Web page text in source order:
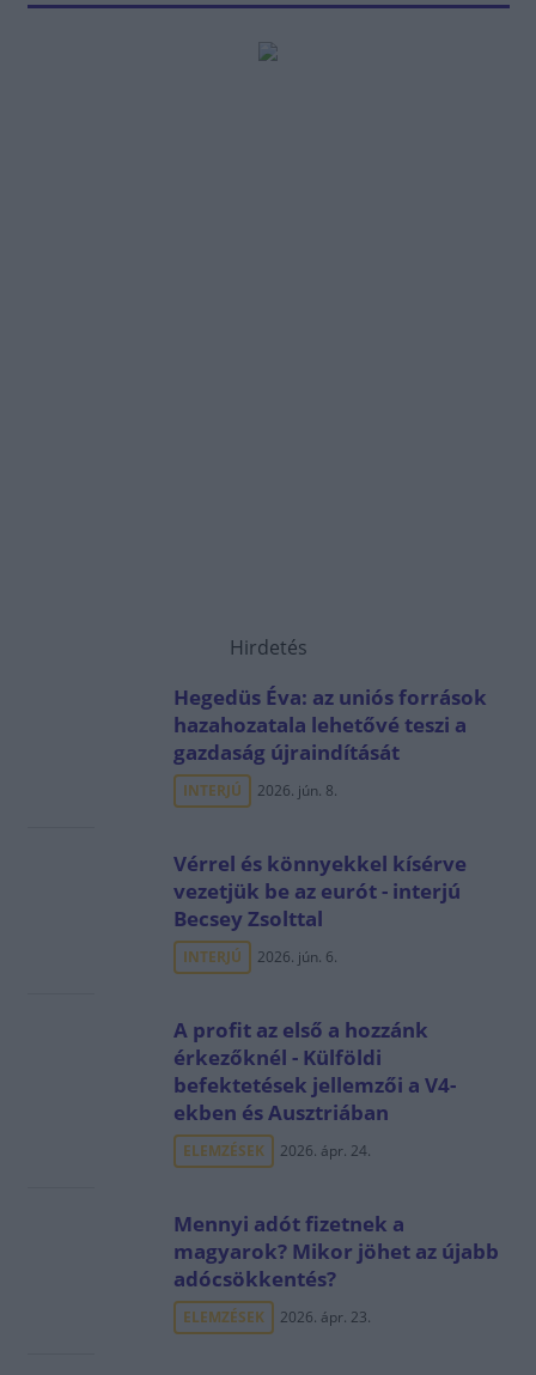
Hirdetés
Hegedüs Éva: az uniós források
hazahozatala lehetővé teszi a
gazdaság újraindítását
INTERJÚ 2026. jún. 8.
Vérrel és könnyekkel kísérve
vezetjük be az eurót - interjú
Becsey Zsolttal
INTERJÚ 2026. jún. 6.
A profit az első a hozzánk
érkezőknél - Külföldi
befektetések jellemzői a V4-
ekben és Ausztriában
ELEMZÉSEK 2026. ápr. 24.
Mennyi adót fizetnek a
magyarok? Mikor jöhet az újabb
adócsökkentés?
ELEMZÉSEK 2026. ápr. 23.